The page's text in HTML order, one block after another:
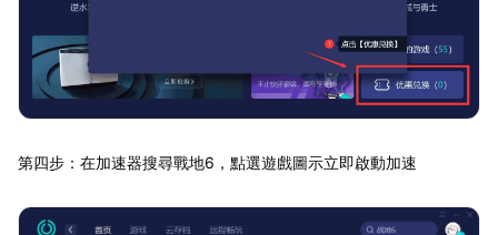
第四步：在加速器搜尋戰地6，點選遊戲圖示立即啟動加速